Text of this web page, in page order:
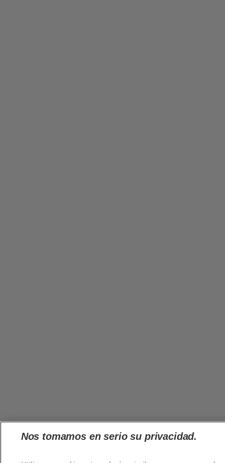
Nos tomamos en serio su privacidad.